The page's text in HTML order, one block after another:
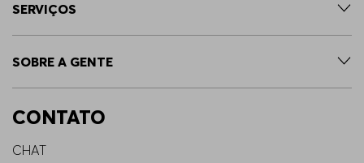
SERVIÇOS
SOBRE A GENTE
CONTATO
CHAT